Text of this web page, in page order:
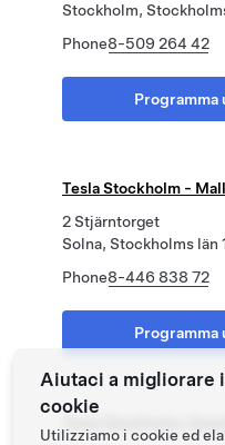
Stockholm,
Phone8-509 264 42
Programma
Tesla Stockholm -
2 Stjärntorget
Solna, Stockholms län
Phone8-446 838 72
Programma
Aiutaci a migliorare
cookie
Utilizziamo i cookie ed